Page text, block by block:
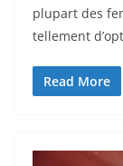
plupart des
tellement
Read More